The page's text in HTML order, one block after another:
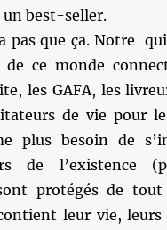
un best-seller.
pas que ça. Notre
de ce monde
les GAFA, les
de vie pour
plus besoin de
de l’existence
protégés de
leur vie, leurs